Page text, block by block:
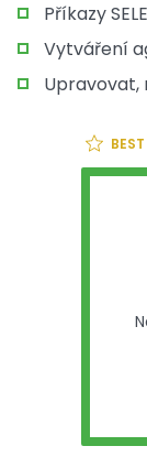
Příkazy
Vytváření
Upravovat,
BEST